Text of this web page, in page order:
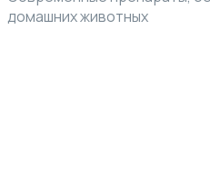
домашних животных